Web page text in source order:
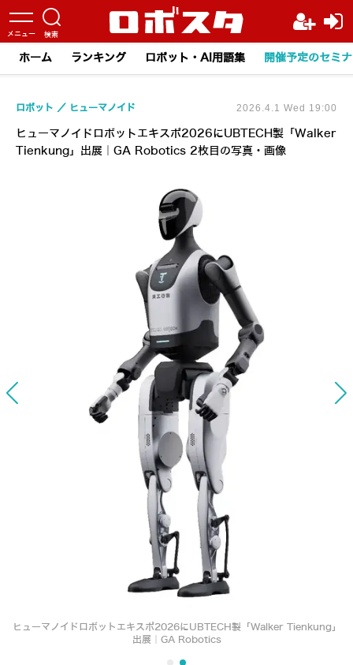
ホーム ランキング ロボット・AI用語集 開催予定のセミ
ヒューマノイドロボットエキスポ2026にUBTECH製「Walker
Tienkung」出展｜GA Robotics 2枚目の写真・画像
ロボット ヒューマノイド 2026.4.1 Wed 19:00
ヒューマノイドロボットエキスポ2026にUBTECH製「Walker Tienkung」
出展｜GA Robotics